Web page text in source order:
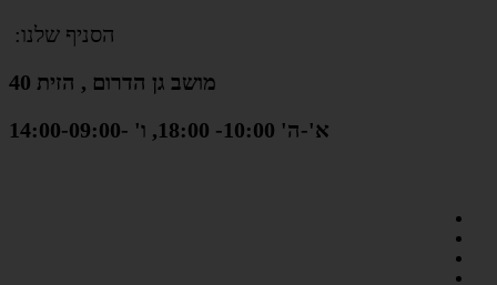
הסניף שלנו:
מושב גן הדרום , הזית 40
א'-ה' 10:00- 18:00, ו' -14:00-09:00